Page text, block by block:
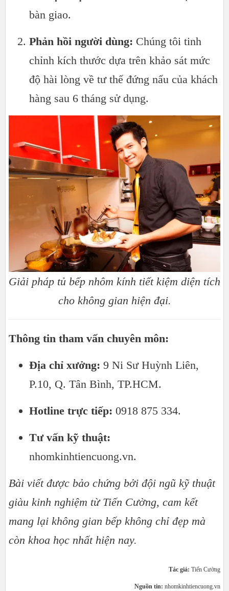
bàn giao.
Phản hồi người dùng: Chúng tôi tinh
chỉnh kích thước dựa trên khảo sát mức
độ hài lòng về tư thế đứng nấu của khách
hàng sau 6 tháng sử dụng.
Giải pháp tủ bếp nhôm kính tiết kiệm diện tích
cho không gian hiện đại.
Thông tin tham vấn chuyên môn:
Địa chỉ xưởng: 9 Ni Sư Huỳnh Liên,
P.10, Q. Tân Bình, TP.HCM.
Hotline trực tiếp: 0918 875 334.
Tư vấn kỹ thuật:
nhomkinhtiencuong.vn.
Bài viết được bảo chứng bởi đội ngũ kỹ thuật
giàu kinh nghiệm từ Tiến Cường, cam kết
mang lại không gian bếp không chỉ đẹp mà
còn khoa học nhất hiện nay.
Tác giả: Tiến Cường
Nguồn tin: nhomkinhtiencuong.vn